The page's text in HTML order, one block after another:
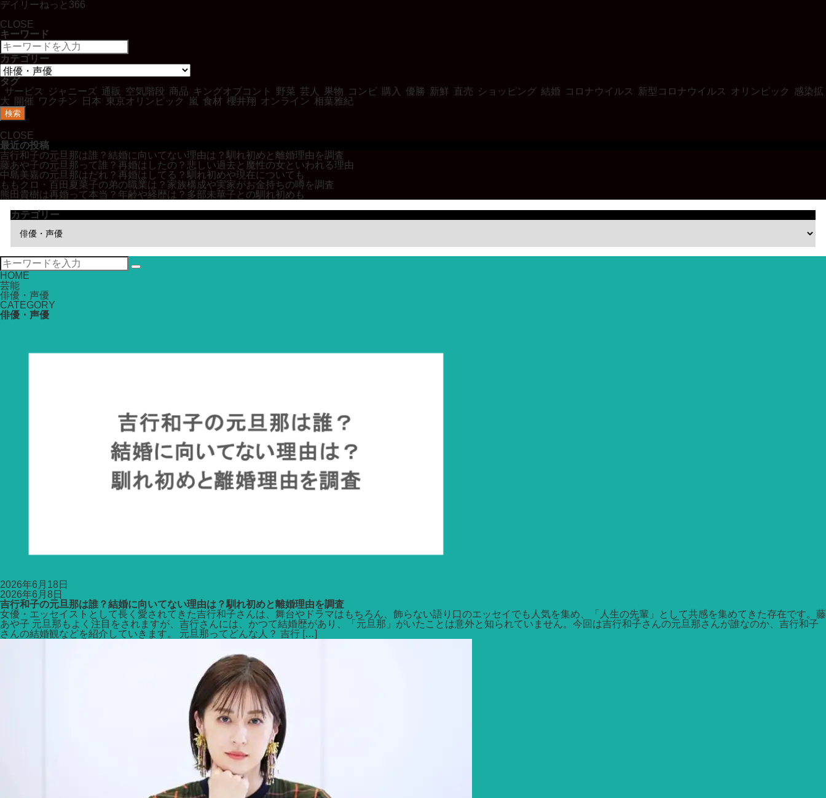
デイリーねっと366
CLOSE
キーワード
カテゴリー
タグ
サービス
ジャニーズ 通販 空気階段 商品 キングオブコント 野菜 芸人 果物 コンビ 購入 優勝 新鮮 直売 ショッピング 結婚 コロナウイルス 新型コロナウイルス オリンピック
感染拡
大 開催 ワクチン 日本 東京オリンピック 嵐 食材 櫻井翔 オンライン 相葉雅紀
検索
CLOSE
最近の投稿
吉行和子の元旦那は誰？結婚に向いてない理由は？馴れ初めと離婚理由を調査
藤あや子の元旦那って誰？再婚はしたの？悲しい過去と魔性の女といわれる理由
中島美嘉の元旦那はだれ？再婚はしてる？馴れ初めや現在についても
ももクロ・百田夏菜子の弟の職業は？家族構成や実家がお金持ちの噂を調査
熊田貴樹は再婚って本当？年齢や経歴は？多部未華子との馴れ初めも
カテゴリー
HOME
芸能
俳優・声優
CATEGORY
俳優・声優
2026年6月18日
2026年6月8日
吉行和子の元旦那は誰？結婚に向いてない理由は？馴れ初めと離婚理由を調査
女優・エッセイストとして長く愛されてきた吉行和子さんは、舞台やドラマはもちろん、飾らない語り口のエッセイでも人気を集め、「人生の先輩」として共感を集めてきた存在です。藤
あや子 元旦那もよく注目をされますが、吉行さんには、かつて結婚歴があり、「元旦那」がいたことは意外と知られていません。今回は吉行和子さんの元旦那さんが誰なのか、吉行和子
さんの結婚観などを紹介していきます。 元旦那ってどんな人？ 吉行 […]